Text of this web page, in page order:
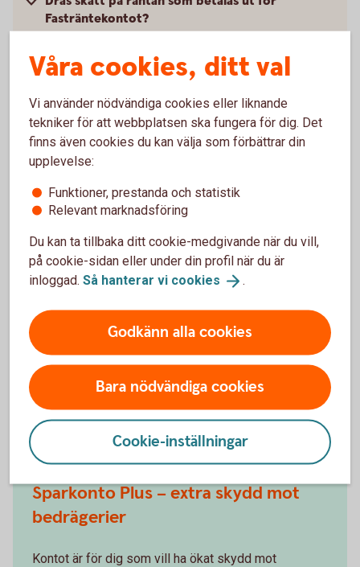
Fasträntekontot?
Kan jag ta ut mina pengar i förtid?
Kan jag öppna ett Fasträntekonto till mitt
företag?
Kan jag förnya mitt fasträntekonto själv innan
det förfaller?
Varför står det ett minusbelopp på
fasträntekontot när det förfaller?
Villkor och övrig information
Du kanske också är intresserad av
Sparkonto Plus – extra skydd mot
bedrägerier
Kontot är för dig som vill ha ökat skydd mot
Våra cookies, ditt val
Vi använder nödvändiga cookies eller liknande
tekniker för att webbplatsen ska fungera för dig. Det
finns även cookies du kan välja som förbättrar din
upplevelse:
Funktioner, prestanda och statistik
Relevant marknadsföring
Du kan ta tillbaka ditt cookie-medgivande när du vill,
på cookie-sidan eller under din profil när du är
inloggad. Så hanterar vi cookies .
Godkänn alla cookies
Bara nödvändiga cookies
Cookie-inställningar